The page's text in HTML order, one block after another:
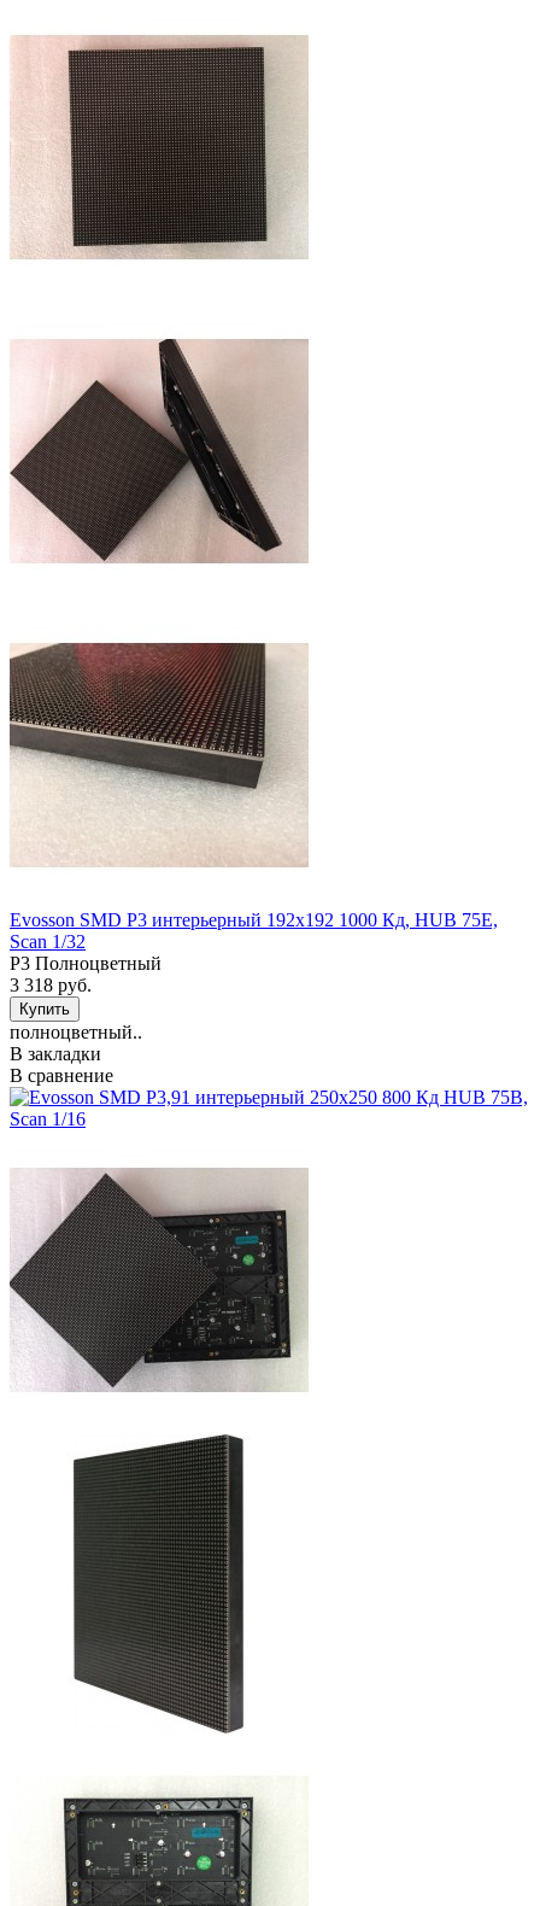
Evosson SMD P3 интерьерный 192x192 1000 Кд, HUB 75Е,
Scan 1/32
P3 Полноцветный
3 318 руб.
полноцветный..
В закладки
В сравнение